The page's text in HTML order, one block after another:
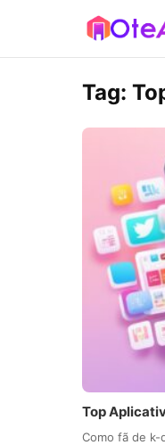
Tag:
Top
Como fã de k-